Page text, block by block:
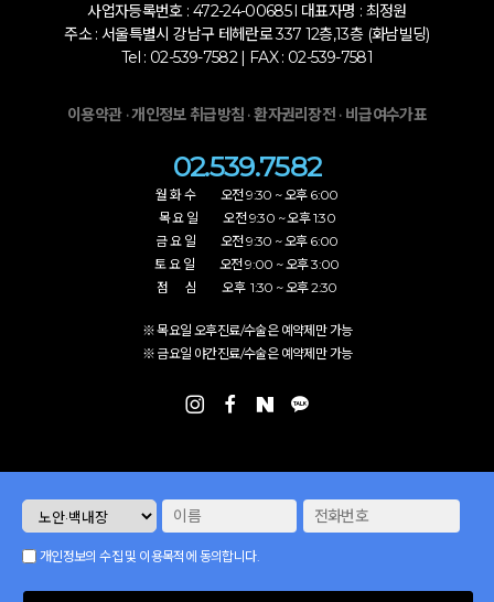
사업자등록번호 : 472-24-00685 l 대표자명 : 최정원
주소 : 서울특별시 강남구 테헤란로 337 12층,13층 (화남빌딩)
Tel : 02-539-7582 | FAX : 02-539-7581
이용약관·개인정보 취급방침 ·환자권리장전 · 비급여수가표
02.539.7582
월 화 수 오전 9:30 ~ 오후 6:00
목 요 일 오전 9:30 ~ 오후 1:30
금 요 일 오전 9:30 ~ 오후 6:00
토 요 일 오전 9:00 ~ 오후 3:00
점 심 오후 1:30 ~ 오후 2:30
※ 목요일 오후진료/수술은 예약제만 가능
※ 금요일 야간진료/수술은 예약제만 가능
개인정보의 수집 및 이용목적에 동의합니다.